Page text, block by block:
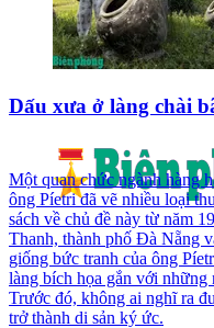
Dấu xưa ở làng chài
Một quan chức ngành hàng
ông Píetri đã vẽ nhiều loại
sách về chủ đề này từ năm
Thanh, thành phố Đà Nẵng
giống bức tranh của ông
làng bích họa gắn với những
Trước đó, không ai nghĩ ra
trở thành di sản ký ức.